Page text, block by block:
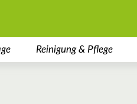
Reinigung & Pflege